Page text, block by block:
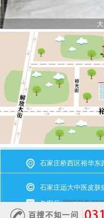
石家庄桥西区裕华东
石家庄远大中医皮肤
备案号冀ICP备